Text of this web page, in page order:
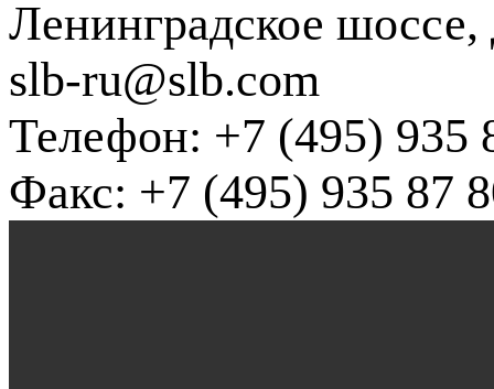
Ленинградское
slb-ru@slb.com
Телефон: +7 (495) 935
Факс: +7 (495) 935 87